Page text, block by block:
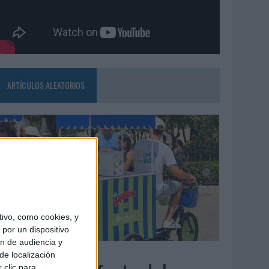
como cookies, y
un dispositivo
de audiencia y
localización
clic para
ARTÍCULOS ALEATORIOS